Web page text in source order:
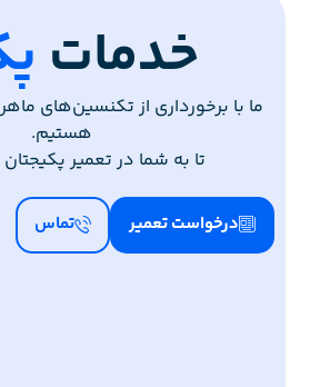
خدمات
ما با برخورداری از تکنسین‌های
هستیم.
تا به شما در تعمیر
درخواست تعمیر تماس